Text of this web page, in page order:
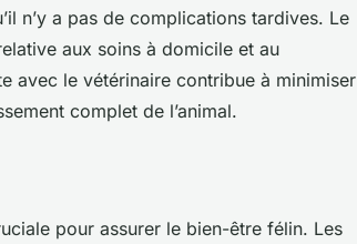
n’y a pas de complications tardives. Le
aux soins à domicile et au
avec le vétérinaire contribue à minimiser
complet de l’animal.
pour assurer le bien-être félin. Les